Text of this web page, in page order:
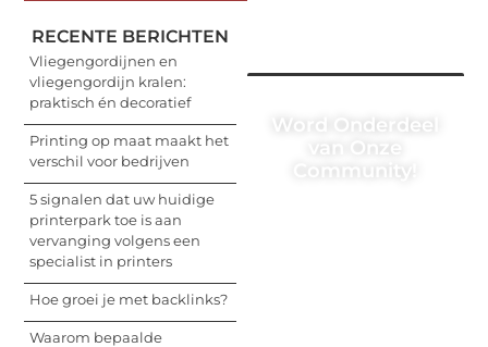
RECENTE BERICHTEN
Vliegengordijnen en
vliegengordijn kralen:
praktisch én decoratief
Printing op maat maakt het
verschil voor bedrijven
5 signalen dat uw huidige
printerpark toe is aan
vervanging volgens een
specialist in printers
Hoe groei je met backlinks?
Waarom bepaalde
Word Onderdeel
van Onze
Community!